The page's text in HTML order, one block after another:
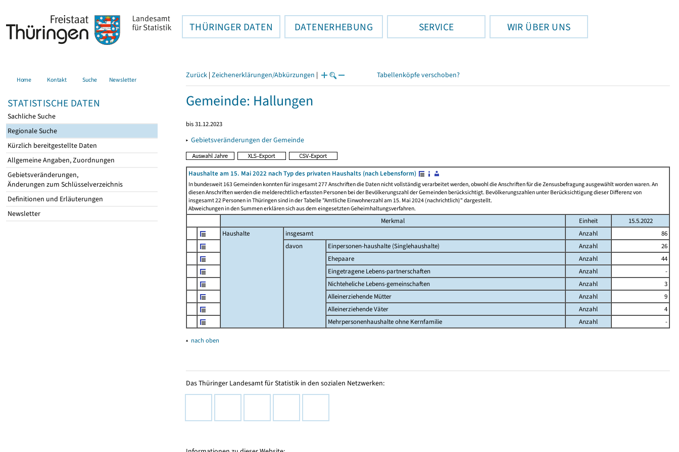
THÜRINGER DATEN DATENERHEBUNG SERVICE WIR ÜBER UNS
Home Kontakt Suche Newsletter
STATISTISCHE DATEN
Sachliche Suche
Regionale Suche
Kürzlich bereitgestellte Daten
Allgemeine Angaben, Zuordnungen
Gebietsveränderungen,
Änderungen zum Schlüsselverzeichnis
Definitionen und Erläuterungen
Newsletter
Zurück | Zeichenerklärungen/Abkürzungen | Tabellenköpfe verschoben?
Gemeinde: Hallungen
bis 31.12.2023
▸ Gebietsveränderungen der Gemeinde
Haushalte am 15. Mai 2022 nach Typ des privaten Haushalts (nach Lebensform)
In bundesweit 163 Gemeinden konnten für insgesamt 277 Anschriften die Daten nicht vollständig verarbeitet werden, obwohl die Anschriften für die Zensusbefragung ausgewählt worden waren. An
diesen Anschriften werden die melderechtlich erfassten Personen bei der Bevölkerungszahl der Gemeinden berücksichtigt. Bevölkerungszahlen unter Berücksichtigung dieser Differenz von
insgesamt 22 Personen in Thüringen sind in der Tabelle "Amtliche Einwohnerzahl am 15. Mai 2024 (nachrichtlich)" dargestellt.
Abweichungen in den Summen erklären sich aus dem eingesetzten Geheimhaltungsverfahren.
Merkmal Einheit
15.5.2022
Haushalte
insgesamt Anzahl
86
davon
Einpersonen-haushalte (Singlehaushalte) Anzahl
26
Ehepaare
Anzahl
44
Eingetragene Lebens-partnerschaften
Anzahl
-
Nichteheliche Lebens-gemeinschaften
Anzahl
3
Alleinerziehende Mütter
Anzahl
9
Alleinerziehende Väter
Anzahl
4
Mehrpersonenhaushalte ohne Kernfamilie
Anzahl -
▴ nach oben
Das Thüringer Landesamt für Statistik in den sozialen Netzwerken: